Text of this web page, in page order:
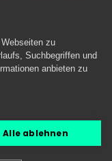
zu
Suchbegriffen und
anbieten zu
Alle ablehnen